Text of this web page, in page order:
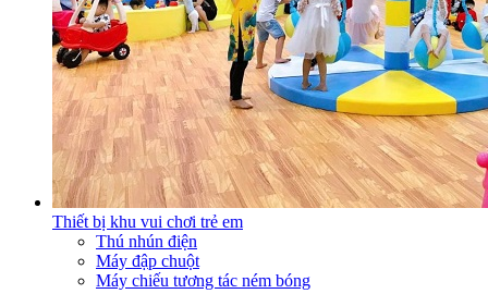
Thiết bị khu vui chơi trẻ em
Thú nhún điện
Máy đập chuột
Máy chiếu tương tác ném bóng